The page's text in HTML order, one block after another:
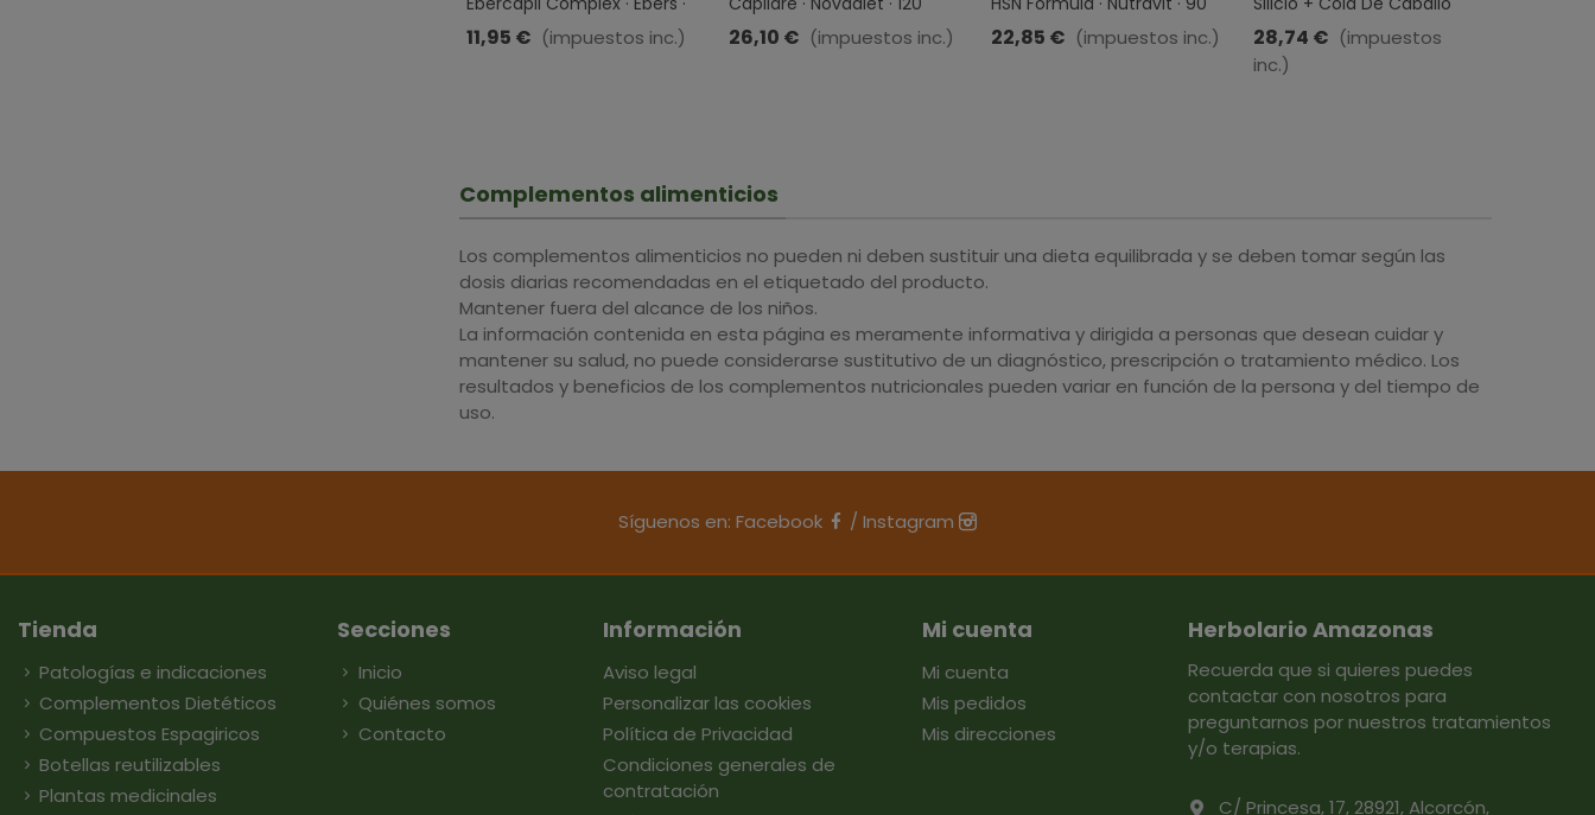
30 Perlas
11,95 € (impuestos inc.)
Cápsulas
26,10 € (impuestos inc.)
Comprimidos
22,85 € (impuestos inc.)
Plus · Naturmil · 500 Ml
28,74 € (impuestos
inc.)
Complementos alimenticios
Los complementos alimenticios no pueden ni deben sustituir una dieta equilibrada y se deben tomar según las
dosis diarias recomendadas en el etiquetado del producto.
Mantener fuera del alcance de los niños.
La información contenida en esta página es meramente informativa y dirigida a personas que desean cuidar y
mantener su salud, no puede considerarse sustitutivo de un diagnóstico, prescripción o tratamiento médico. Los
resultados y beneficios de los complementos nutricionales pueden variar en función de la persona y del tiempo de
uso.
Síguenos en: Facebook / Instagram
Tienda
Patologías e indicaciones
Complementos Dietéticos
Compuestos Espagiricos
Botellas reutilizables
Plantas medicinales
Secciones
Inicio
Quiénes somos
Contacto
Información
Aviso legal
Personalizar las cookies
Política de Privacidad
Condiciones generales de
contratación
Mi cuenta
Mi cuenta
Mis pedidos
Mis direcciones
Herbolario Amazonas
Recuerda que si quieres puedes
contactar con nosotros para
preguntarnos por nuestros tratamientos
y/o terapias.
C/ Princesa, 17, 28921, Alcorcón,